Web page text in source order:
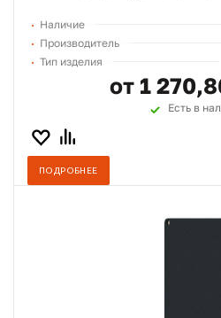
Наличие
Производитель
Тип изделия
от 1
Есть в
ПОДРОБНЕЕ